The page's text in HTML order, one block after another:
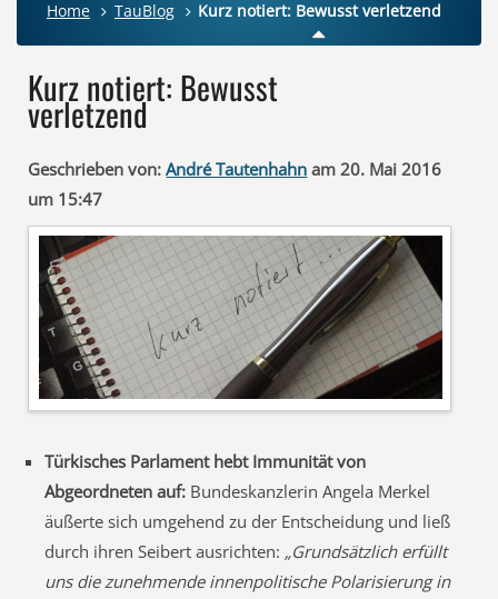
Home TauBlog Kurz notiert: Bewusst verletzend
Kurz notiert: Bewusst
verletzend
Geschrieben von: André Tautenhahn am 20. Mai 2016
um 15:47
Türkisches Parlament hebt Immunität von
Abgeordneten auf: Bundeskanzlerin Angela Merkel
äußerte sich umgehend zu der Entscheidung und ließ
durch ihren Seibert ausrichten: „Grundsätzlich erfüllt
uns die zunehmende innenpolitische Polarisierung in